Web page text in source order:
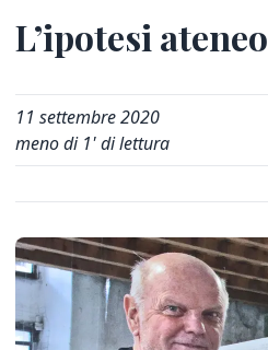
L’ipotesi ateneo
11 settembre 2020
meno di 1' di lettura